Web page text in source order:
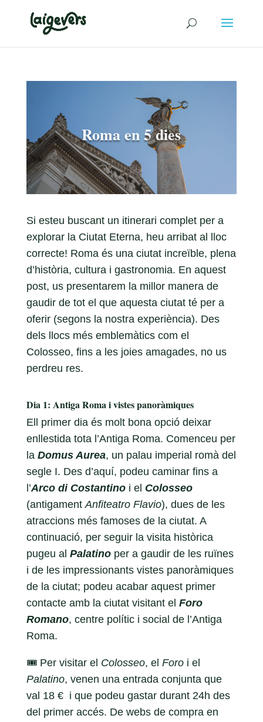
Roma en 5 dies
Si esteu buscant un itinerari complet per a
explorar la Ciutat Eterna, heu arribat al lloc
correcte! Roma és una ciutat increïble, plena
d’història, cultura i gastronomia. En aquest
post, us presentarem la millor manera de
gaudir de tot el que aquesta ciutat té per a
oferir (segons la nostra experiència). Des
dels llocs més emblemàtics com el
Colosseo, fins a les joies amagades, no us
perdreu res.
Dia 1: Antiga Roma i vistes panoràmiques
Ell primer dia és molt bona opció deixar
enllestida tota l’Antiga Roma. Comenceu per
la Domus Aurea, un palau imperial romà del
segle I. Des d’aquí, podeu caminar fins a
l’Arco di Costantinoi el Colosseo
(antigamentAnfiteatro Flavio), dues de les
atraccions més famoses de la ciutat. A
continuació, per seguir la visita històrica
pugeu al Palatinoper a gaudir de les ruïnes
i de les impressionants vistes panoràmiques
de la ciutat; podeu acabar aquest primer
contacte amb la ciutat visitant el Foro
Romano, centre polític i social de l’Antiga
Roma.
🎟️ Per visitar el Colosseo, el Foroi el
Palatino, venen una entrada conjunta que
val 18 € i que podeu gastar durant 24h des
del primer accés. De webs de compra en